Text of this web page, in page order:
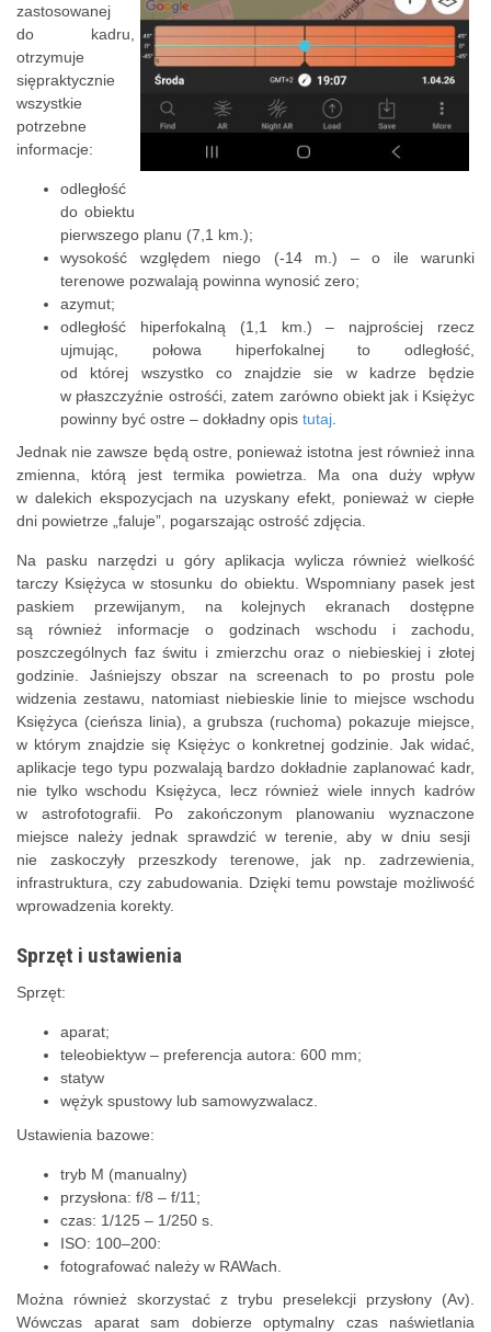
zastosowanej
do kadru,
otrzymuje
siępraktycznie
wszystkie
potrzebne
informacje:
odległość
do obiektu
pierwszego planu (7,1 km.);
wysokość względem niego (-14 m.) – o ile warunki
terenowe pozwalają powinna wynosić zero;
azymut;
odległość hiperfokalną (1,1 km.) – najprościej rzecz
ujmując, połowa hiperfokalnej to odległość,
od której wszystko co znajdzie sie w kadrze będzie
w płaszczyźnie ostrośći, zatem zarówno obiekt jak i Księżyc
powinny być ostre – dokładny opis tutaj
Jednak nie zawsze będą ostre, ponieważ istotna jest również inna
zmienna, którą jest termika powietrza. Ma ona duży wpływ
w dalekich ekspozycjach na uzyskany efekt, ponieważ w ciepłe
dni powietrze „faluje”, pogarszając ostrość zdjęcia.
Na pasku narzędzi u góry aplikacja wylicza również wielkość
tarczy Księżyca w stosunku do obiektu. Wspomniany pasek jest
paskiem przewijanym, na kolejnych ekranach dostępne
są również informacje o godzinach wschodu i zachodu,
poszczególnych faz świtu i zmierzchu oraz o niebieskiej i złotej
godzinie. Jaśniejszy obszar na screenach to po prostu pole
widzenia zestawu, natomiast niebieskie linie to miejsce wschodu
Księżyca (cieńsza linia), a grubsza (ruchoma) pokazuje miejsce,
w którym znajdzie się Księżyc o konkretnej godzinie. Jak widać,
aplikacje tego typu pozwalają bardzo dokładnie zaplanować kadr,
nie tylko wschodu Księżyca, lecz również wiele innych kadrów
w astrofotografii. Po zakończonym planowaniu wyznaczone
miejsce należy jednak sprawdzić w terenie, aby w dniu sesji
nie zaskoczyły przeszkody terenowe, jak np. zadrzewienia,
infrastruktura, czy zabudowania. Dzięki temu powstaje możliwość
wprowadzenia korekty.
Sprzęt i ustawienia
Sprzęt:
aparat;
teleobiektyw – preferencja autora: 600 mm;
statyw
wężyk spustowy lub samowyzwalacz.
Ustawienia bazowe:
tryb M (manualny)
przysłona: f/8 – f/11;
czas: 1/125 – 1/250 s.
ISO: 100–200:
fotografować należy w RAWach.
Można również skorzystać z trybu preselekcji przysłony (Av).
Wówczas aparat sam dobierze optymalny czas naświetlania